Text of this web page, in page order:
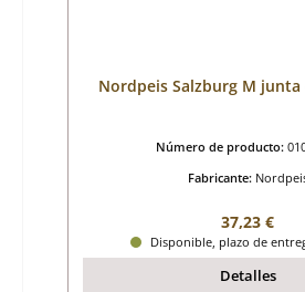
Nordpeis Salzburg M
Número de producto:
Fabricante:
Precio
37,23 €
Disponible, plazo de
Detalles